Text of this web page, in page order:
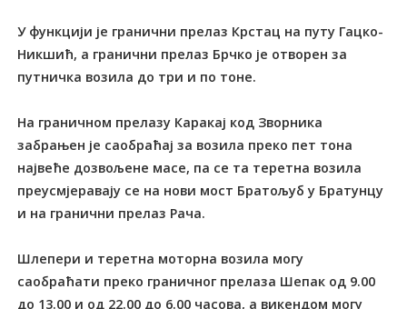
У функцији је гранични прелаз Крстац на путу Гацко-
Никшић, а гранични прелаз Брчко је отворен за
путничка возила до три и по тоне.
На граничном прелазу Каракај код Зворника
забрањен је саобраћај за возила преко пет тона
највеће дозвољене масе, па се та теретна возила
преусмјеравају се на нови мост Братољуб у Братунцу
и на гранични прелаз Рача.
Шлепери и теретна моторна возила могу
саобраћати преко граничног прелаза Шепак од 9.00
до 13.00 и од 22.00 до 6.00 часова, а викендом могу